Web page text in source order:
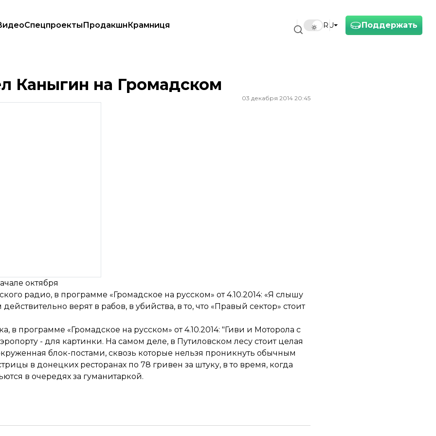
Поддержать
RU
СпецпроектыПродакшнКрамниця
Каныгин на Громадском
03 декабря 2014 20:45
октября
радио, в программе «Громадское на русском» от 4.10.2014: «Я слышу
верят в рабов, в убийства, в то, что «Правый сектор» стоит
в программе «Громадское на русском» от 4.10.2014: "Гиви и Моторола с
- для картинки. На самом деле, в Путиловском лесу стоит целая
блок-постами, сквозь которые нельзя проникнуть обычным
в донецких ресторанах по 78 гривен за штуку, в то время, когда
в очередях за гуманитаркой.